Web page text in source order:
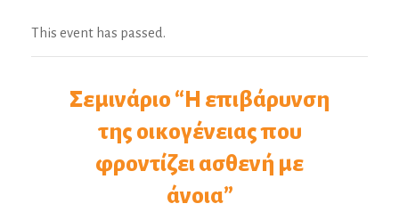
This event has passed.
Σεμινάριο “Η επιβάρυνση
της οικογένειας που
φροντίζει ασθενή με
άνοια”